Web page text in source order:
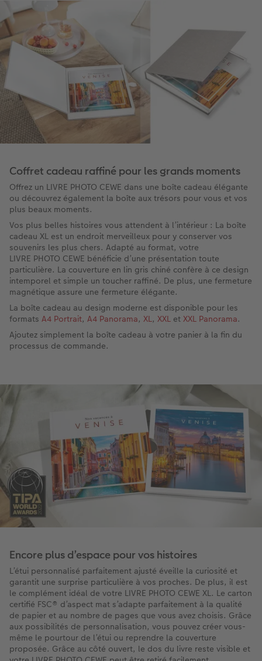
Coffret cadeau raffiné pour les grands moments
Offrez un LIVRE PHOTO CEWE dans une boîte cadeau élégante
ou découvrez également la boîte aux trésors pour vous et vos
plus beaux moments.
Vos plus belles histoires vous attendent à l’intérieur : La boîte
cadeau XL est un endroit merveilleux pour y conserver vos
souvenirs les plus chers. Adapté au format, votre
LIVRE PHOTO CEWE bénéficie d’une présentation toute
particulière. La couverture en lin gris chiné confère à ce design
intemporel et simple un toucher raffiné. De plus, une fermeture
magnétique assure une fermeture élégante.
La boîte cadeau au design moderne est disponible pour les
formats A4 Portrait, A4 Panorama, XL, XXL et XXL Panorama.
Ajoutez simplement la boîte cadeau à votre panier à la fin du
processus de commande.
Encore plus d’espace pour vos histoires
L’étui personnalisé parfaitement ajusté éveille la curiosité et
garantit une surprise particulière à vos proches. De plus, il est
le complément idéal de votre LIVRE PHOTO CEWE XL. Le carton
certifié FSC® d’aspect mat s’adapte parfaitement à la qualité
de papier et au nombre de pages que vous avez choisis. Grâce
aux possibilités de personnalisation, vous pouvez créer vous-
même le pourtour de l’étui ou reprendre la couverture
proposée. Grâce au côté ouvert, le dos du livre reste visible et